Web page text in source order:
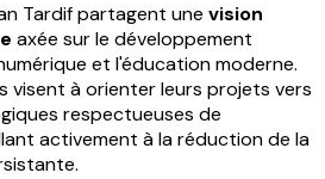
Tardif partagent une vision
axée sur le développement
et l'éducation moderne.
visent à orienter leurs projets vers
respectueuses de
activement à la réduction de la